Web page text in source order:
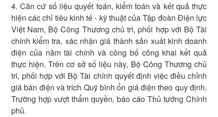
4. Căn cứ số liệu quyết toán, kiểm toán và kết quả thực
hiện các chỉ tiêu kinh tế - kỹ thuật của Tập đoàn Điện lực
Việt Nam, Bộ Công Thương chủ trì, phối hợp với Bộ Tài
chính kiểm tra, xác nhận giá thành sản xuất kinh doanh
điện của năm tài chính và công bố công khai kết quả
thực hiện. Trên cơ sở số liệu này, Bộ Công Thương chủ
trì, phối hợp với Bộ Tài chính quyết định việc điều chỉnh
giá bán điện và trích Quỹ bình ổn giá điện theo quy định.
Trường hợp vượt thẩm quyền, báo cáo Thủ tướng Chính
phủ.